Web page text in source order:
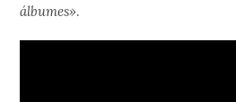
álbumes».